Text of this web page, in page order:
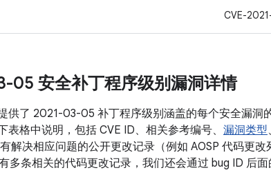
CVE-
05 安全补丁程序级别漏洞详情
供了 2021-03-05 补丁程序级别涵盖的每个安全漏洞
表格中说明，包括 CVE ID、相关参考编号、 漏洞类型、
解决相应问题的公开更改记录（例如 AOSP 代码更
多条相关的代码更改记录，我们还会通过 bug ID 后面